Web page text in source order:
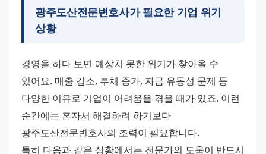
광주도산전문변호사가 필요한 기업 위기
상황
경영을 하다 보면 예상치 못한 위기가 찾아올 수
있어요. 매출 감소, 부채 증가, 자금 유동성 문제 등
다양한 이유로 기업이 어려움을 겪을 때가 있죠. 이런
순간에는 혼자서 해결하려 하기보다
광주도산전문변호사의 조력이 필요합니다.
특히 다음과 같은 상황에서는 전문가의 도움이 반드시